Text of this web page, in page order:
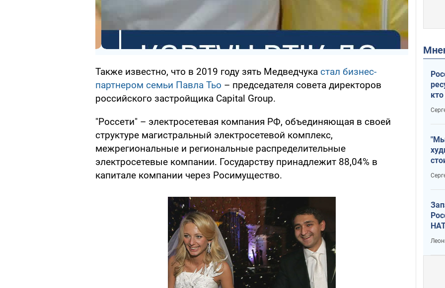
Также известно, что в 2019 году зять Медведчука стал бизнес-
партнером семьи Павла Тьо – председателя совета директоров
российского застройщика Capital Group.
"Россети" – электросетевая компания РФ, объединяющая в своей
структуре магистральный электросетевой комплекс,
межрегиональные и региональные распределительные
электросетевые компании. Государству принадлежит 88,04% в
капитале компании через Росимущество.